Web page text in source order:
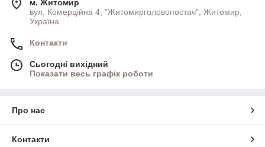
м. Житомир
вул. Комерційна 4, "Житомирголовопостач", Житомир,
Україна
Контакти
Сьогодні вихідний
Показати весь графік роботи
Про нас
Контакти